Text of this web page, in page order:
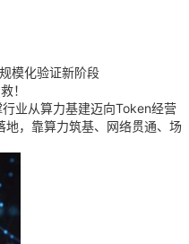
模化验证新阶段
！
业从算力基建迈向Token经营
，靠算力筑基、网络贯通、场